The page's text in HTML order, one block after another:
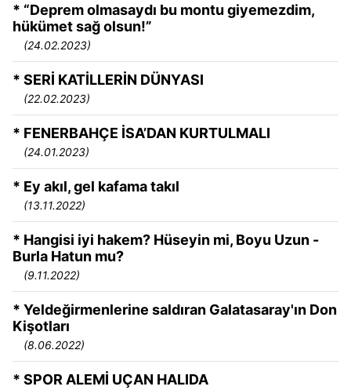
* “Deprem olmasaydı bu montu giyemezdim,
hükümet sağ olsun!”
(24.02.2023)
* SERİ KATİLLERİN DÜNYASI
(22.02.2023)
* FENERBAHÇE İSA’DAN KURTULMALI
(24.01.2023)
* Ey akıl, gel kafama takıl
(13.11.2022)
* Hangisi iyi hakem? Hüseyin mi, Boyu Uzun -
Burla Hatun mu?
(9.11.2022)
* Yeldeğirmenlerine saldıran Galatasaray'ın Don
Kişotları
(8.06.2022)
* SPOR ALEMİ UÇAN HALIDA